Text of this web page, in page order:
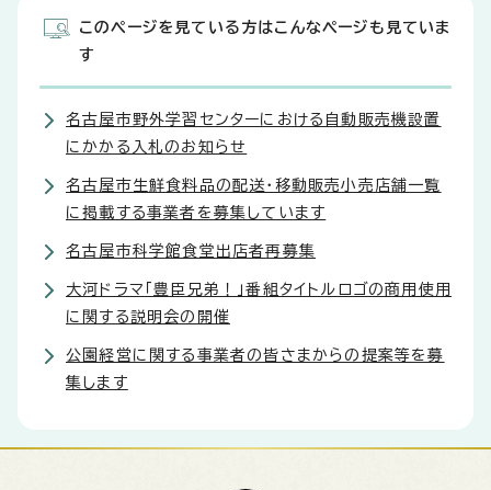
このページを見ている方はこんなページも見ていま
す
名古屋市野外学習センターにおける自動販売機設置
にかかる入札のお知らせ
名古屋市生鮮食料品の配送・移動販売小売店舗一覧
に掲載する事業者を募集しています
名古屋市科学館食堂出店者再募集
大河ドラマ「豊臣兄弟！」番組タイトルロゴの商用使用
に関する説明会の開催
公園経営に関する事業者の皆さまからの提案等を募
集します